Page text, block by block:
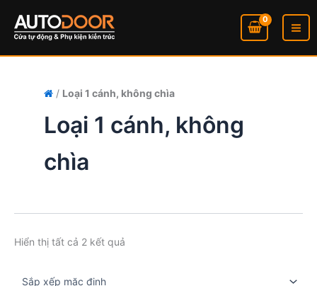
dung
/ Loại 1 cánh, không chìa
Loại 1 cánh, không
chìa
Hiển thị tất cả 2 kết quả